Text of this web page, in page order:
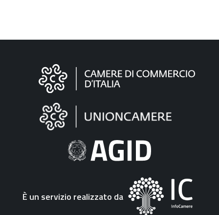
Informazioni
"Fattura
Elettronica"
È un servizio realizzato da